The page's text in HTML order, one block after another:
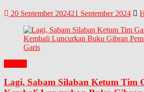
20 September 202421 September 2024
Lagi, Sabam Silaban Ketum Tim